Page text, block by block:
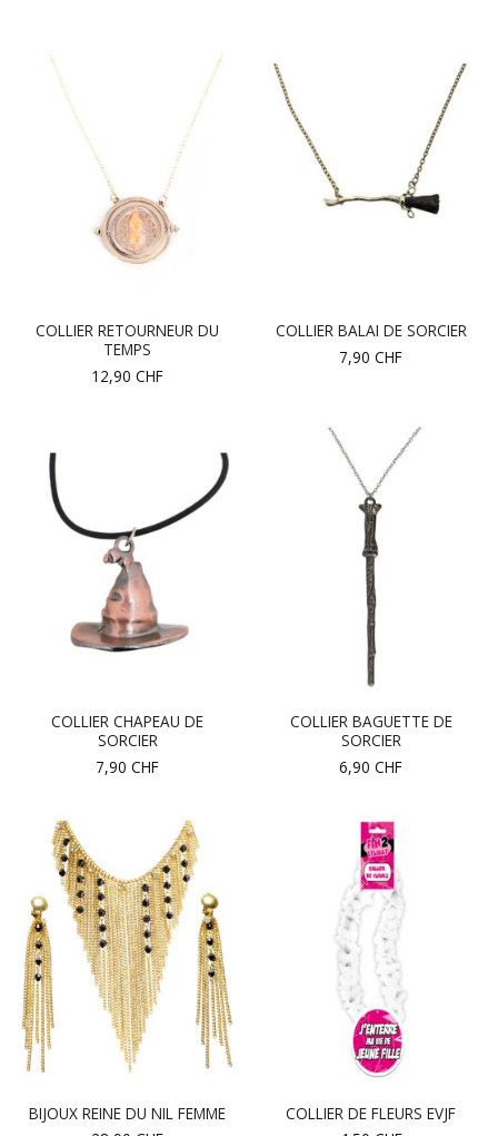
COLLIER RETOURNEUR DU
TEMPS
12,90 CHF
COLLIER BALAI DE SORCIER
7,90 CHF
COLLIER CHAPEAU DE
SORCIER
7,90 CHF
COLLIER BAGUETTE DE
SORCIER
6,90 CHF
BIJOUX REINE DU NIL FEMME
COLLIER DE FLEURS EVJF